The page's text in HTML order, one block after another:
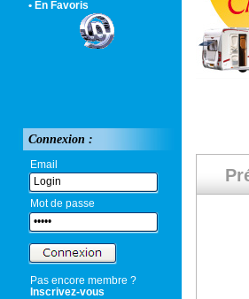
• En Favoris
Connexion :
Email
Mot de passe
Pas encore membre ?
Inscrivez-vous